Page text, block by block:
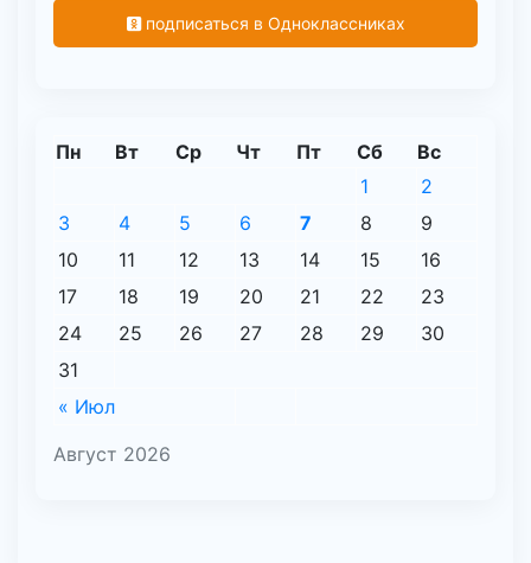
подписаться в Одноклассниках
Август 2026
Пн Вт Ср Чт Пт Сб Вс
« Июл
1
2
3
4 5 6 7 8
9
10
11 12 13 14 15
16
17
18 19 20 21 22
23
24
25 26 27 28 29
30
31